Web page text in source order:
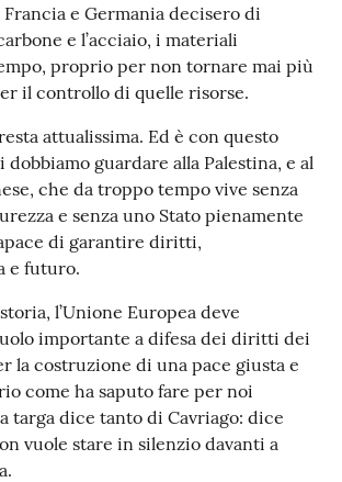
e Germania decisero di
e l’acciaio, i materiali
proprio per non tornare mai più
il controllo di quelle risorse.
attualissima. Ed è con questo
guardare alla Palestina, e al
che da troppo tempo vive senza
e senza uno Stato pienamente
di garantire diritti,
e futuro.
l’Unione Europea deve
importante a difesa dei diritti dei
la costruzione di una pace giusta e
come ha saputo fare per noi
targa dice tanto di Cavriago: dice
vuole stare in silenzio davanti a